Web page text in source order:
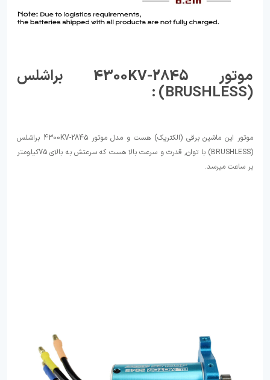
موتور 2845-4300KV براشلس
(BRUSHLESS) :
موتور این ماشین برقی (الکتریک) هست و مدل موتور 2845-4300KV براشلس
(BRUSHLESS) با توان, قدرت و سرعت بالا هست که سرعتش به بالای 75کیلومتر
بر ساعت میرسد.